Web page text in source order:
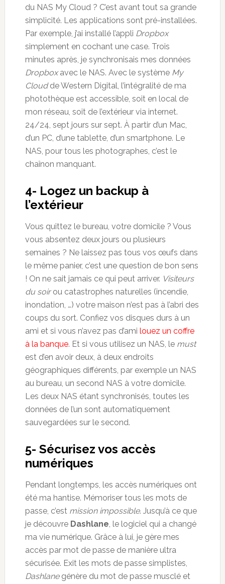
du NAS My Cloud ? C’est avant tout sa grande
simplicité. Les applications sont pré-installées.
Par exemple, j’ai installé l’appli Dropbox
simplement en cochant une case. Trois
minutes après, je synchronisais mes données
Dropboxavec le NAS. Avec le système My
Cloudde Western Digital, l’intégralité de ma
photothèque est accessible, soit en local de
mon réseau, soit de l’extérieur via internet.
24/24, sept jours sur sept. À partir d’un Mac,
d’un PC, d’une tablette, d’un smartphone. Le
NAS, pour tous les photographes, c’est le
chaînon manquant.
4- Logez un backup à
l’extérieur
Vous quittez le bureau, votre domicile ? Vous
vous absentez deux jours ou plusieurs
semaines ? Ne laissez pas tous vos œufs dans
le même panier, c’est une question de bon sens
! On ne sait jamais ce qui peut arriver. Visiteurs
du soirou catastrophes naturelles (incendie,
inondation, …) votre maison n’est pas à l’abri des
coups du sort. Confiez vos disques durs à un
ami et si vous n’avez pas d’ami louez un coffre
à la banque. Et si vous utilisez un NAS, le must
est d’en avoir deux, à deux endroits
géographiques différents, par exemple un NAS
au bureau, un second NAS à votre domicile.
Les deux NAS étant synchronisés, toutes les
données de l’un sont automatiquement
sauvegardées sur le second.
5- Sécurisez vos accès
numériques
Pendant longtemps, les accès numériques ont
été ma hantise. Mémoriser tous les mots de
passe, c’est mission impossible. Jusqu’à ce que
je découvre Dashlane, le logiciel qui a changé
ma vie numérique. Grâce à lui, je gère mes
accès par mot de passe de manière ultra
sécurisée. Exit les mots de passe simplistes,
Dashlanegénère du mot de passe musclé et